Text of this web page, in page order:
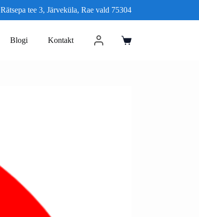
Rätsepa tee 3, Järveküla, Rae vald 75304
Blogi Kontakt